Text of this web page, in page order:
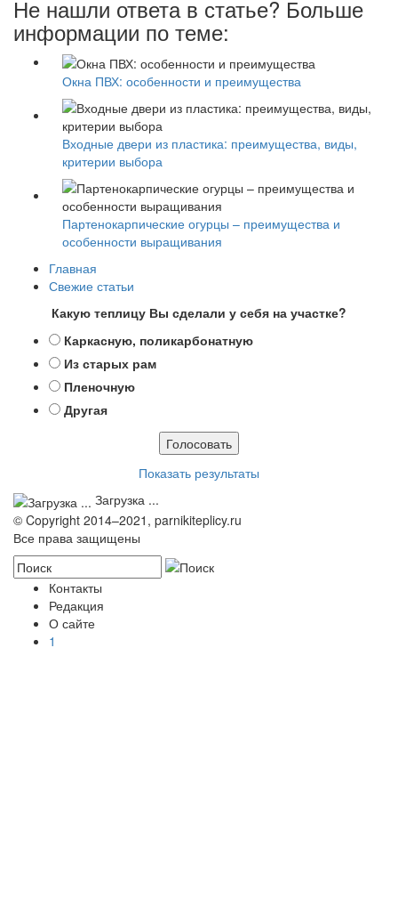
Не нашли ответа в статье? Больше
информации по теме:
Окна ПВХ: особенности и преимущества
Входные двери из пластика: преимущества, виды,
критерии выбора
Партенокарпические огурцы – преимущества и
особенности выращивания
Главная
Свежие статьи
Какую теплицу Вы сделали у себя на участке?
Каркасную, поликарбонатную
Из старых рам
Пленочную
Другая
Показать результаты
Загрузка ...
© Copyright 2014–2021, parnikiteplicy.ru
Все права защищены
Контакты
Редакция
О сайте
1